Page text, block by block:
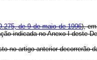
de 9 de maio de 1996),
indicada no Anexo I deste
no artigo anterior decorrerão